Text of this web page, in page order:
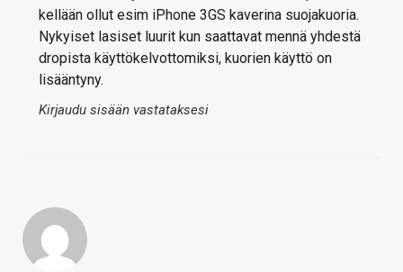
kellään ollut esim iPhone 3GS kaverina suojakuoria.
Nykyiset lasiset luurit kun saattavat mennä yhdestä
dropista käyttökelvottomiksi, kuorien käyttö on
lisääntyny.
Kirjaudu sisään vastataksesi